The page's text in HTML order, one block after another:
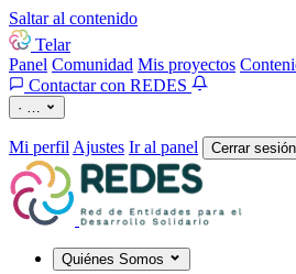
Saltar al contenido
Telar
Panel Comunidad Mis proyectos
Contactar con REDES
· …
Mi perfil Ajustes Ir al panel Cerrar sesión
Quiénes Somos